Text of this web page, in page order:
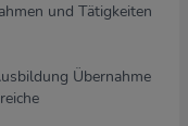
und Tätigkeiten
Übernahme